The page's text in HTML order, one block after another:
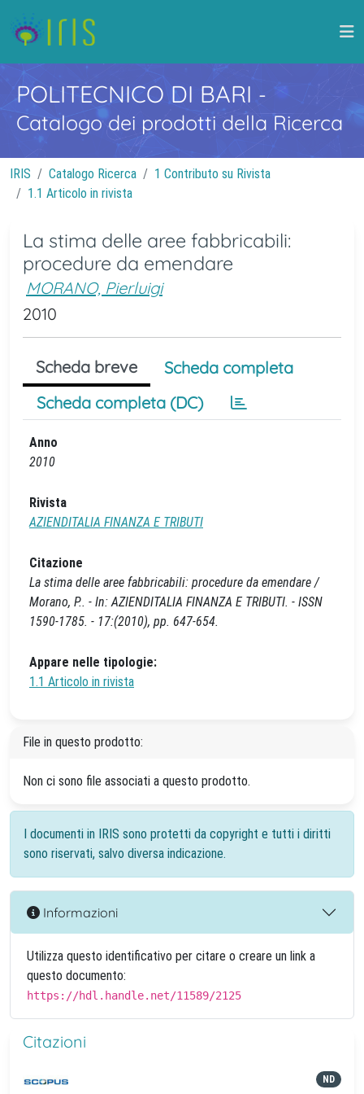
POLITECNICO DI BARI -
Catalogo dei prodotti della Ricerca
IRIS Catalogo Ricerca
1 Contributo su Rivista
1.1 Articolo in rivista
La stima delle aree fabbricabili:
procedure da emendare
MORANO, Pierluigi
2010
Scheda breve
Scheda completa
Scheda completa (DC)
Anno
2010
Rivista
AZIENDITALIA FINANZA E TRIBUTI
Citazione
La stima delle aree fabbricabili: procedure da emendare /
Morano, P.. - In: AZIENDITALIA FINANZA E TRIBUTI. - ISSN
1590-1785. - 17:(2010), pp. 647-654.
Appare nelle tipologie:
1.1 Articolo in rivista
File in questo prodotto:
Non ci sono file associati a questo prodotto.
I documenti in IRIS sono protetti da copyright e tutti i diritti
sono riservati, salvo diversa indicazione.
Informazioni
Utilizza questo identificativo per citare o creare un link a
questo documento:
https://hdl.handle.net/11589/2125
Citazioni
ND